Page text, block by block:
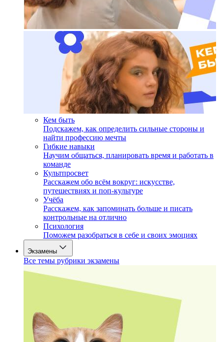
Кем быть
Подскажем, как определить сильные стороны и
найти профессию мечты
Гибкие навыки
Научим общаться, планировать время и работать в
команде
Культпросвет
Расскажем обо всём вокруг: искусстве,
путешествиях и поп-культуре
Учёба
Расскажем, как запоминать больше и писать
контрольные на отлично
Психология
Поможем разобраться в себе и своих эмоциях
Экзамены
Все темы рубрики экзамены